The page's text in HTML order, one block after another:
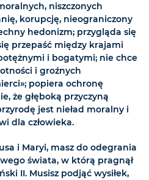
niszczonych
korupcję, nieograniczony
hedonizm; przygląda się
przepaść między krajami
i bogatymi; nie chce
i groźnych
popiera ochronę
że głęboką przyczyną
jest nieład moralny i
dla człowieka.
i Maryi, masz do odegrania
świata, w którą pragnął
II. Musisz podjąć wysiłek,